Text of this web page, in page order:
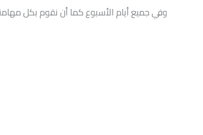
وفي جميع أيام الأسبوع كما أن نقوم بكل